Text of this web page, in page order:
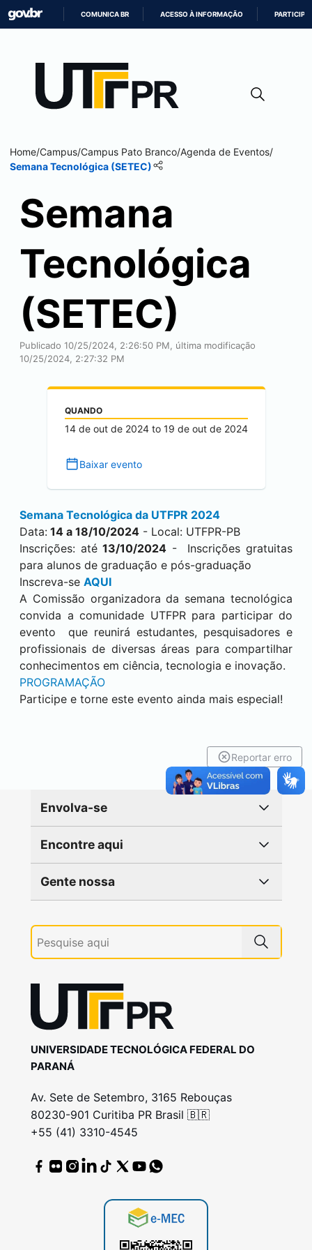
CONTEÚDO
COMUNICA BR ACESSO À INFORMAÇÃO PARTICIPE
Home/Campus/Campus Pato Branco/Agenda de Eventos/
Semana Tecnológica (SETEC)
Semana
Tecnológica
(SETEC)
Publicado 10/25/2024, 2:26:50 PM, última modificação
10/25/2024, 2:27:32 PM
QUANDO
14 de out de 2024to 19 de out de 2024
Baixar evento
Semana Tecnológica da UTFPR 2024
Data: 14 a 18/10/2024 - Local: UTFPR-PB
Inscrições: até13/10/2024 - Inscrições gratuitas
para alunos de graduação e pós-graduação
Inscreva-se AQUI
A Comissão organizadora da semana tecnológica
convida a comunidade UTFPR para participar do
evento que reunirá estudantes, pesquisadores e
profissionais de diversas áreas para compartilhar
conhecimentos em ciência, tecnologia e inovação.
PROGRAMAÇÃO
Participe e torne este evento ainda mais especial!
Reportar erro
Envolva-se
Encontre aqui
Gente nossa
UNIVERSIDADE TECNOLÓGICA FEDERAL DO
PARANÁ
Av. Sete de Setembro, 3165 Rebouças
80230-901 Curitiba PR Brasil 🇧🇷
+55 (41) 3310-4545